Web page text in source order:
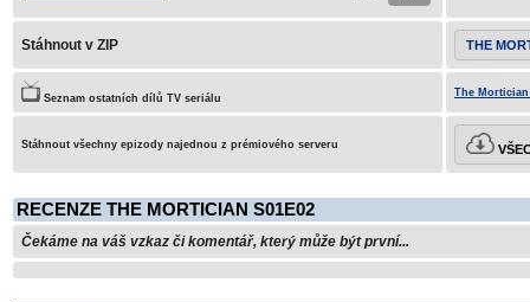
Stáhnout v ZIP THE
Seznam ostatních dílů TV seriálu The Mortician
Stáhnout všechny epizody najednou z prémiového serveru
RECENZE THE MORTICIAN S01E02
Čekáme na váš vzkaz či komentář, který může být první...